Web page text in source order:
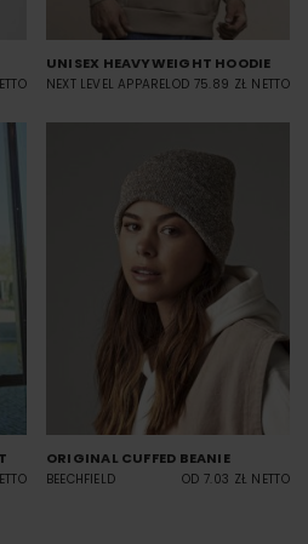
UNISEX HEAVYWEIGHT HOODIE
NEXT LEVEL APPARELOD 75.89 ZŁ NETTO
ORIGINAL CUFFED BEANIE
BEECHFIELD OD 7.03 ZŁ NETTO